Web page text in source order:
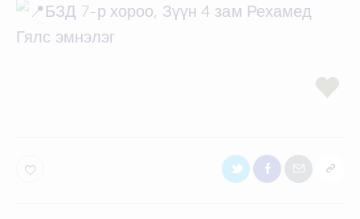
БЗД 7-р хороо, Зүүн 4 зам Рехамед
Гялс эмнэлэг